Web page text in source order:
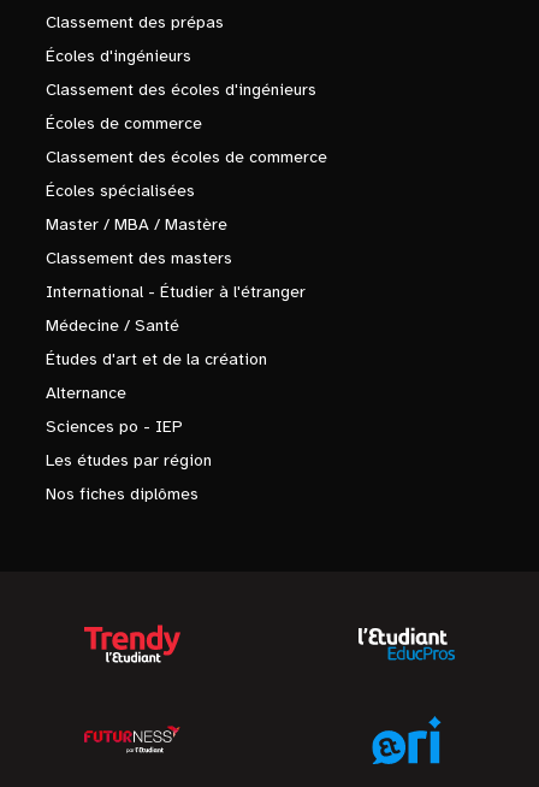
Classement des prépas
Écoles d'ingénieurs
Classement des écoles d'ingénieurs
Écoles de commerce
Classement des écoles de commerce
Écoles spécialisées
Master / MBA / Mastère
Classement des masters
International - Étudier à l'étranger
Médecine / Santé
Études d'art et de la création
Alternance
Sciences po - IEP
Les études par région
Nos fiches diplômes